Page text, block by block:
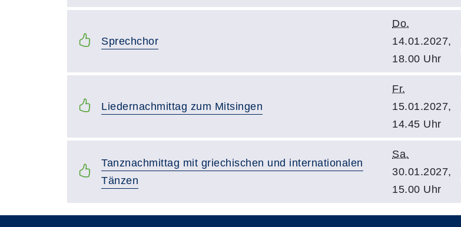
Sprechchor
Do.
14.01.2027,
18.00 Uhr
Liedernachmittag zum Mitsingen
Fr.
15.01.2027,
14.45 Uhr
Tanznachmittag mit griechischen und internationalen
Tänzen
Sa.
30.01.2027,
15.00 Uhr